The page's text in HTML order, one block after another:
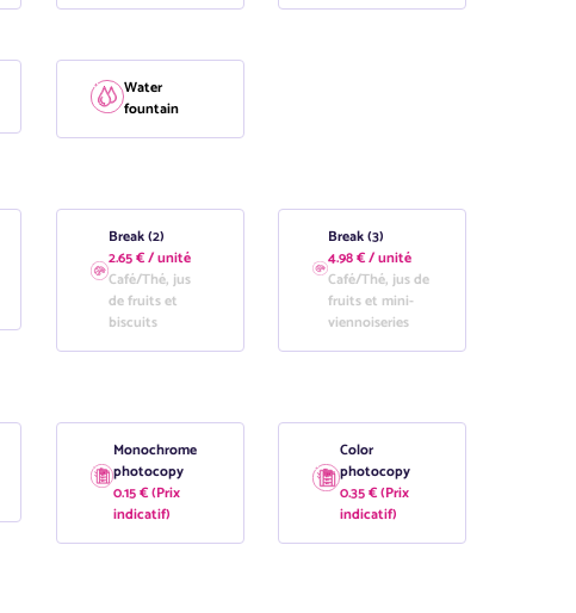
Water
fountain
Break (2)
2.65 € / unité
Café/Thé, jus
de fruits et
biscuits
Break (3)
4.98 € / unité
Café/Thé, jus de
fruits et mini-
viennoiseries
Monochrome
photocopy
0.15 € (Prix
indicatif)
Color
photocopy
0.35 € (Prix
indicatif)